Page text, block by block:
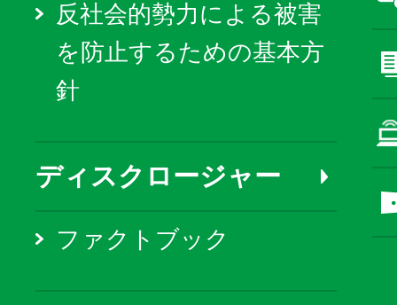
反社会的勢力による被害
を防止するための基本方
針
ディスクロージャー
ファクトブック